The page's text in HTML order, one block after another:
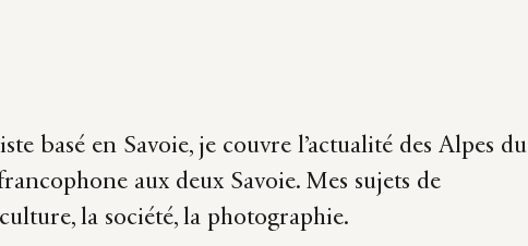
basé en Savoie, je couvre l’actualité des Alpes du
aux deux Savoie. Mes sujets de
la société, la photographie.